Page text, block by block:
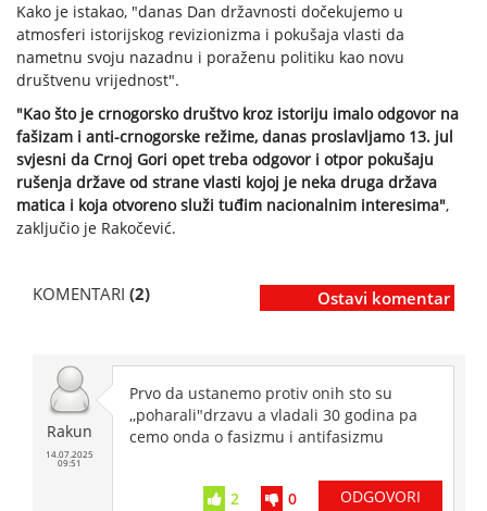
Kako je istakao, "danas Dan državnosti dočekujemo u
atmosferi istorijskog revizionizma i pokušaja vlasti da
nametnu svoju nazadnu i poraženu politiku kao novu
društvenu vrijednost".
"Kao što je crnogorsko društvo kroz istoriju imalo odgovor na
fašizam i anti-crnogorske režime, danas proslavljamo 13. jul
svjesni da Crnoj Gori opet treba odgovor i otpor pokušaju
rušenja države od strane vlasti kojoj je neka druga država
matica i koja otvoreno služi tuđim nacionalnim interesima",
zaključio je Rakočević.
KOMENTARI (2) Ostavi komentar
Rakun
14.07.2025
09:51
Prvo da ustanemo protiv onih sto su
,,poharali"drzavu a vladali 30 godina pa
cemo onda o fasizmu i antifasizmu
2 0 ODGOVORI